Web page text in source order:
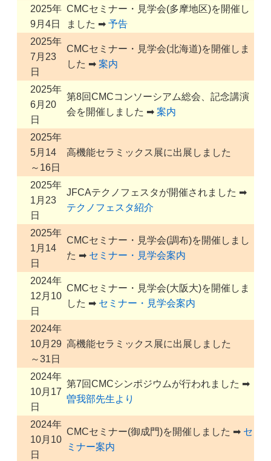
2025年
9月4日
CMCセミナー・見学会(多摩地区)を開催し
ました ➡ 予告
2025年
7月23
日
CMCセミナー・見学会(北海道)を開催しま
した ➡ 案内
2025年
6月20
日
第8回CMCコンソーシアム総会、記念講演
会を開催しました ➡ 案内
2025年
5月14
～16日
高機能セラミックス展に出展しました
2025年
1月23
日
JFCAテクノフェスタが開催されました ➡
テクノフェスタ紹介
2025年
1月14
日
CMCセミナー・見学会(調布)を開催しまし
た ➡ セミナー・見学会案内
2024年
12月10
日
CMCセミナー・見学会(大阪大)を開催しま
した ➡ セミナー・見学会案内
2024年
10月29
～31日
高機能セラミックス展に出展しました
2024年
10月17
日
第7回CMCシンポジウムが行われました ➡
曽我部先生より
2024年
10月10
日
CMCセミナー(御成門)を開催しました ➡ セ
ミナー案内